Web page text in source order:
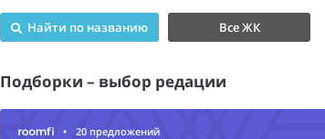
Найти по названию Все ЖК
Подборки – выбор редации
• 20 предложений